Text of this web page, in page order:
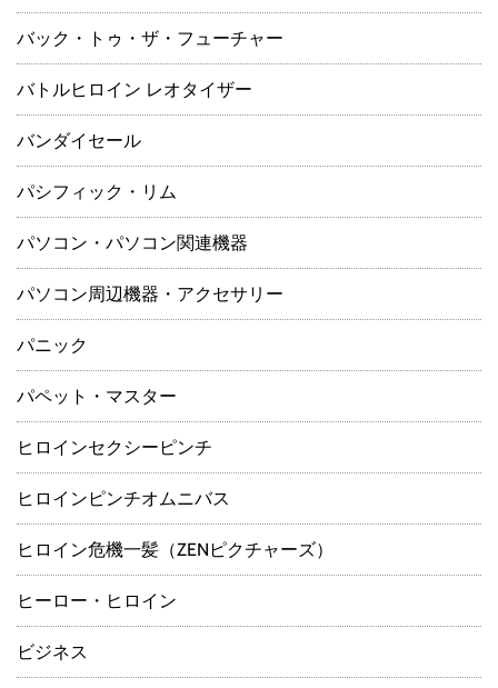
バック・トゥ・ザ・フューチャー
バトルヒロイン レオタイザー
バンダイセール
パシフィック・リム
パソコン・パソコン関連機器
パソコン周辺機器・アクセサリー
パニック
パペット・マスター
ヒロインセクシーピンチ
ヒロインピンチオムニバス
ヒロイン危機一髪（ZENピクチャーズ）
ヒーロー・ヒロイン
ビジネス